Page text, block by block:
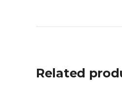
Related